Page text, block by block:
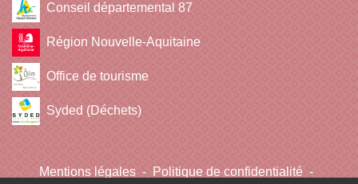
Conseil départemental 87
Région Nouvelle-Aquitaine
Office de tourisme
Syded (Déchets)
Mentions légales - Politique de confidentialité -